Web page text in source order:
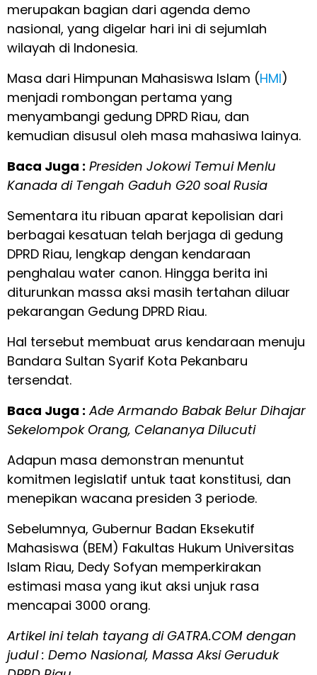
merupakan bagian dari agenda demo
nasional, yang digelar hari ini di sejumlah
wilayah di Indonesia.
Masa dari Himpunan Mahasiswa Islam (HMI)
menjadi rombongan pertama yang
menyambangi gedung DPRD Riau, dan
kemudian disusul oleh masa mahasiwa lainya.
Baca Juga : Presiden Jokowi Temui Menlu
Kanada di Tengah Gaduh G20 soal Rusia
Sementara itu ribuan aparat kepolisian dari
berbagai kesatuan telah berjaga di gedung
DPRD Riau, lengkap dengan kendaraan
penghalau water canon. Hingga berita ini
diturunkan massa aksi masih tertahan diluar
pekarangan Gedung DPRD Riau.
Hal tersebut membuat arus kendaraan menuju
Bandara Sultan Syarif Kota Pekanbaru
tersendat.
Baca Juga : Ade Armando Babak Belur Dihajar
Sekelompok Orang, Celananya Dilucuti
Adapun masa demonstran menuntut
komitmen legislatif untuk taat konstitusi, dan
menepikan wacana presiden 3 periode.
Sebelumnya, Gubernur Badan Eksekutif
Mahasiswa (BEM) Fakultas Hukum Universitas
Islam Riau, Dedy Sofyan memperkirakan
estimasi masa yang ikut aksi unjuk rasa
mencapai 3000 orang.
Artikel ini telah tayang di GATRA.COM dengan
judul : Demo Nasional, Massa Aksi Geruduk